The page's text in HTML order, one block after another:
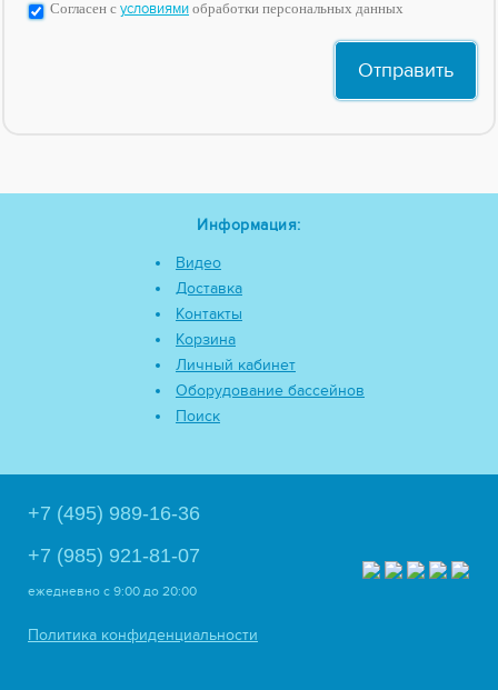
Согласен с условиями обработки персональных данных
Информация:
Видео
Доставка
Контакты
Корзина
Личный кабинет
Оборудование бассейнов
Поиск
+7 (495) 989-16-36
+7 (985) 921-81-07
ежедневно с 9:00 до 20:00
Политика конфиденциальности